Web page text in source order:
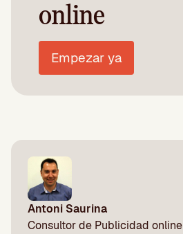
online
Empezar ya
Antoni Saurina
Consultor de Publicidad online